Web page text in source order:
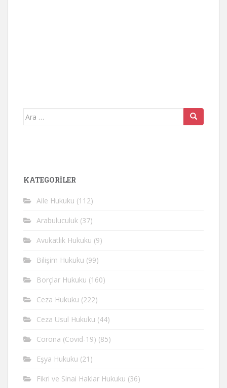
Arama
KATEGORİLER
Aile Hukuku (112)
Arabuluculuk (37)
Avukatlık Hukuku (9)
Bilişim Hukuku (99)
Borçlar Hukuku (160)
Ceza Hukuku (222)
Ceza Usul Hukuku (44)
Corona (Covid-19) (85)
Eşya Hukuku (21)
Fikri ve Sinai Haklar Hukuku (36)